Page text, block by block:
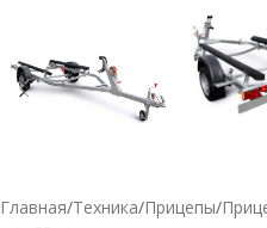
Главная/Техника/Прицепы/